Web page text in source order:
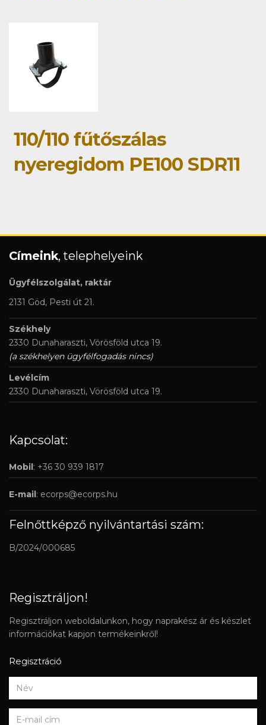
110/110 fűtőszálas
nyeregidom PE100 SDR11
Címeink, telephelyeink
Ügyfélszolgálat, raktár
2131 Göd, Pesti út 21.
Székhely
2330 Dunaharaszti, Vörösföld utca 19.
(a székhelyen ügyfélfogadás nincs)
Levélcím
2330 Dunaharaszti, Vörösföld utca 19.
Kapcsolat:
Mobil: +36 30 939 1817
E-mail: ecorps@ecorps.hu
Felnőttképző nyilvántartási szám:
B/2024/000685
Regisztráljon!
Regisztráljon weboldalunkon, hogy naprakész ár és készlet
információkat kapjon termékeinkről!
Regisztráció